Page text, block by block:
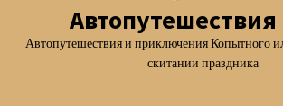
Автопутешествия и приключения Копытного
скитании праздника